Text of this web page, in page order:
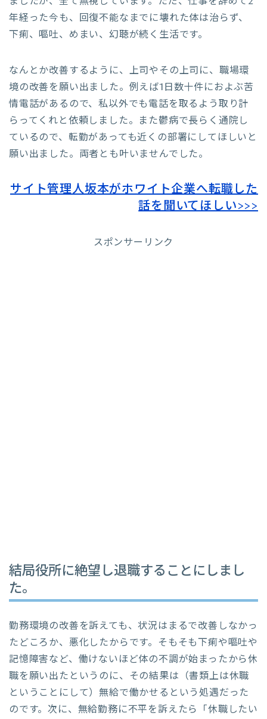
年経った今も、回復不能なまでに壊れた体は治らず、
下痢、嘔吐、めまい、幻聴が続く生活です。
なんとか改善するように、上司やその上司に、職場環
境の改善を願い出ました。例えば1日数十件におよぶ苦
情電話があるので、私以外でも電話を取るよう取り計
らってくれと依頼しました。また鬱病で長らく通院し
ているので、転勤があっても近くの部署にしてほしいと
願い出ました。両者とも叶いませんでした。
サイト管理人坂本がホワイト企業へ転職した
話を聞いてほしい>>>
スポンサーリンク
結局役所に絶望し退職することにしまし
た。
勤務環境の改善を訴えても、状況はまるで改善しなかっ
たどころか、悪化したからです。そもそも下痢や嘔吐や
記憶障害など、働けないほど体の不調が始まったから休
職を願い出たというのに、その結果は（書類上は休職
ということにして）無給で働かせるという処遇だった
のです。次に、無給勤務に不平を訴えたら「休職したい